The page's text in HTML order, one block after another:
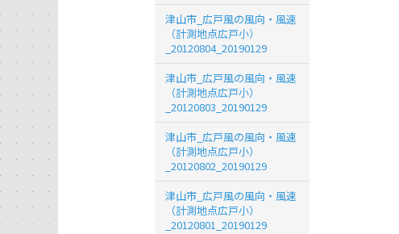
津山市_広戸風の風向・風速
（計測地点広戸小）
_20120804_20190129
津山市_広戸風の風向・風速
（計測地点広戸小）
_20120803_20190129
津山市_広戸風の風向・風速
（計測地点広戸小）
_20120802_20190129
津山市_広戸風の風向・風速
（計測地点広戸小）
_20120801_20190129